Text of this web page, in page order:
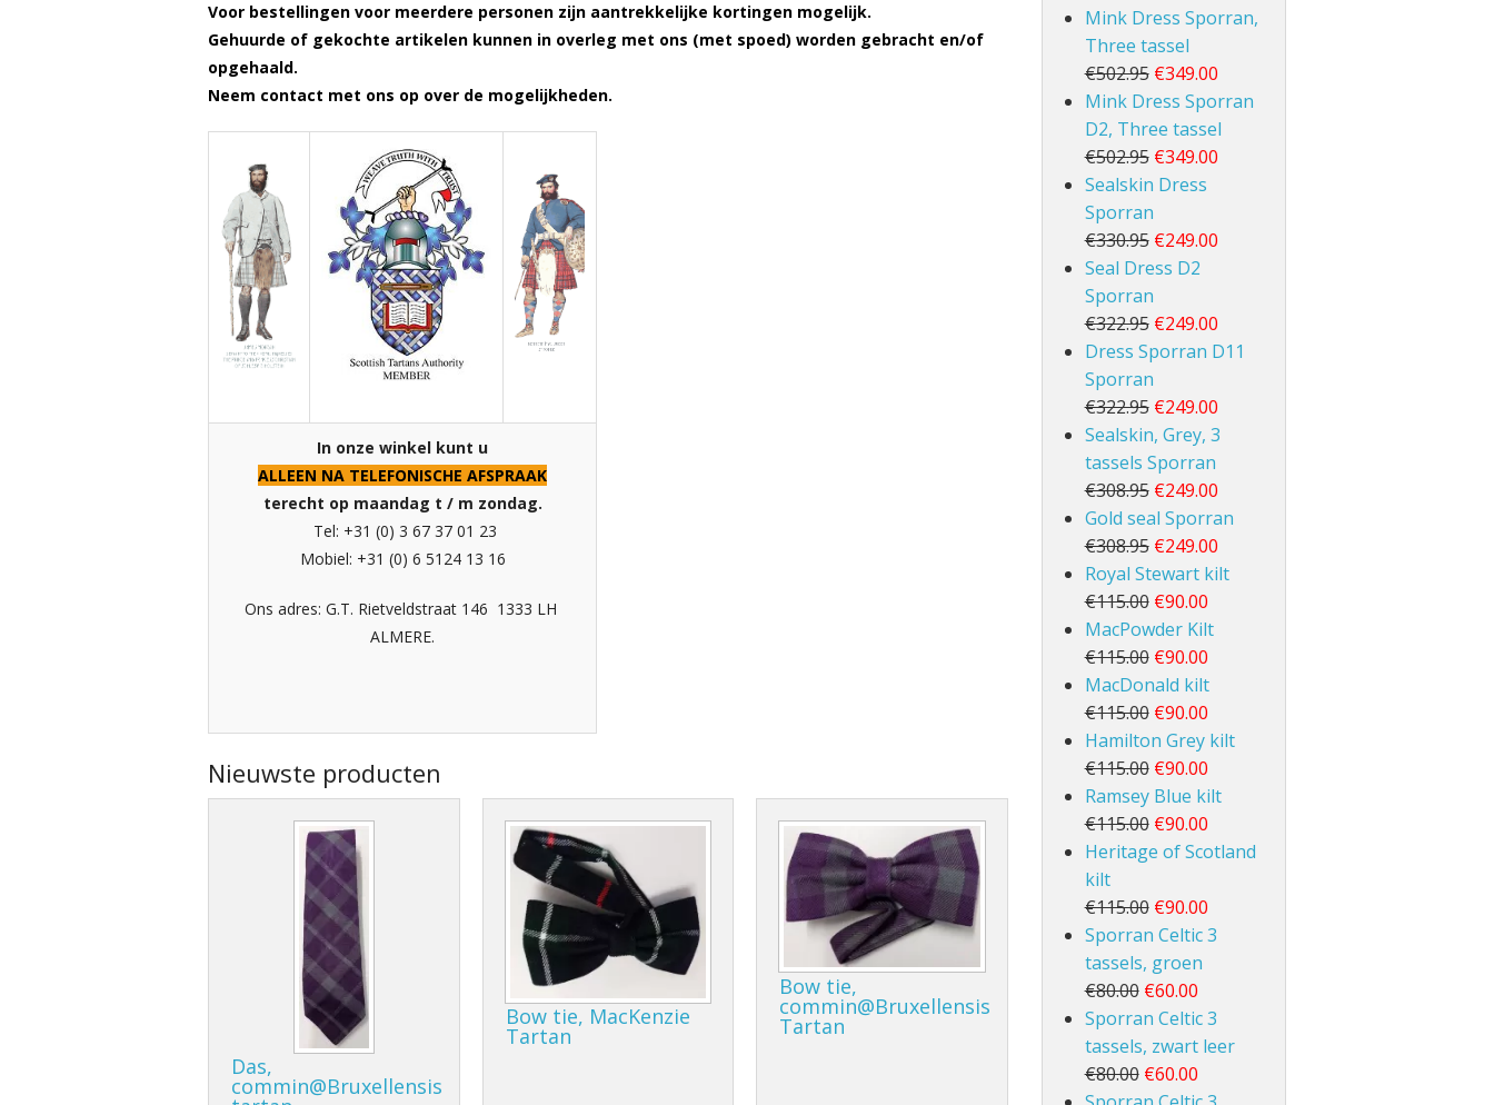
Voor bestellingen voor meerdere personen zijn aantrekkelijke kortingen mogelijk.
Gehuurde of gekochte artikelen kunnen in overleg met ons (met spoed) worden gebracht en/of
opgehaald.
Neem contact met ons op over de mogelijkheden.
In onze winkel kunt u
ALLEEN NA TELEFONISCHE AFSPRAAK
terecht op maandag t / m zondag.
Tel: +31 (0) 3 67 37 01 23
Mobiel: +31 (0) 6 5124 13 16
Ons adres: G.T. Rietveldstraat 146 1333 LH
ALMERE.
Nieuwste producten
Das,
commin@Bruxellensis
Bow tie, MacKenzie
Tartan
Bow tie,
commin@Bruxellensis
Tartan
Mink Dress Sporran,
Three tassel
€502.95 €349.00
Mink Dress Sporran
D2, Three tassel
€502.95 €349.00
Sealskin Dress
Sporran
€330.95 €249.00
Seal Dress D2
Sporran
€322.95 €249.00
Dress Sporran D11
Sporran
€322.95 €249.00
Sealskin, Grey, 3
tassels Sporran
€308.95 €249.00
Gold seal Sporran
€308.95 €249.00
Royal Stewart kilt
€115.00 €90.00
MacPowder Kilt
€115.00 €90.00
MacDonald kilt
€115.00 €90.00
Hamilton Grey kilt
€115.00 €90.00
Ramsey Blue kilt
€115.00 €90.00
Heritage of Scotland
kilt
€115.00 €90.00
Sporran Celtic 3
tassels, groen
€80.00 €60.00
Sporran Celtic 3
tassels, zwart leer
€80.00 €60.00